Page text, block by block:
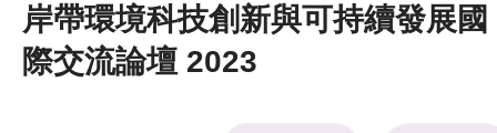
新聞中心
岸帶環境科技創新與可持續發展國
際交流論壇 2023